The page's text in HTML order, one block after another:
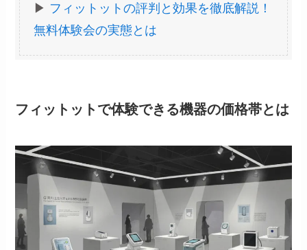
▶︎ フィットットの評判と効果を徹底解説！
無料体験会の実態とは
フィットットで体験できる機器の価格帯とは